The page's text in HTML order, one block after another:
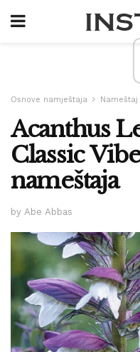
Osnove namještaja Nameštaj
Acanthus
Classic
nameštaja
by Abe Abbas